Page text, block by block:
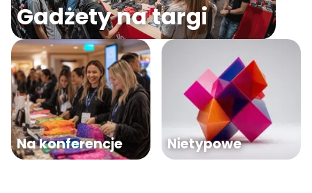
Gadżety na targi
Na konferencje Nietypowe